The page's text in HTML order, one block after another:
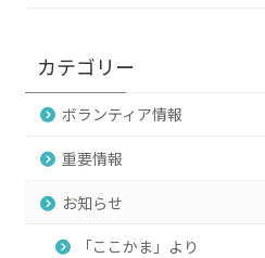
カテゴリー
ボランティア情報
重要情報
お知らせ
「ここかま」より